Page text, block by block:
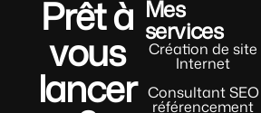
Prêt à
vous
lancer
Mes
services
Création de site
Internet
Consultant SEO
référencement